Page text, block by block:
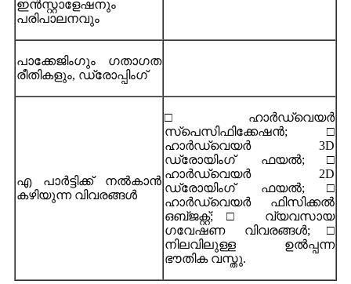
ഇൻസ്റ്റാളേഷനും
പരിപാലനവും
പാക്കേജിംഗും ഗതാഗത
രീതികളും, ഡ്രോപ്പിംഗ്
എ പാർട്ടിക്ക് നൽകാൻ
കഴിയുന്ന വിവരങ്ങൾ
□ ഹാർഡ്‌വെയർ
സ്പെസിഫിക്കേഷൻ;□
ഹാർഡ്‌വെയർ 3D
ഡ്രോയിംഗ് ഫയൽ;□
ഹാർഡ്‌വെയർ 2D
ഡ്രോയിംഗ് ഫയൽ;□
ഹാർഡ്‌വെയർ ഫിസിക്കൽ
ഒബ്‌ജക്റ്റ്;□ വ്യവസായ
ഗവേഷണ വിവരങ്ങൾ;□
നിലവിലുള്ള ഉൽപ്പന്ന
ഭൗതിക വസ്തു.